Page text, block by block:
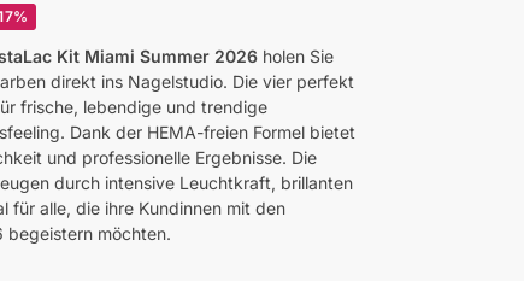
Kit Miami Summer 2026holen Sie
direkt ins Nagelstudio. Die vier perfekt
frische, lebendige und trendige
Dank der HEMA-freien Formel bietet
und professionelle Ergebnisse. Die
durch intensive Leuchtkraft, brillanten
für alle, die ihre Kundinnen mit den
begeistern möchten.